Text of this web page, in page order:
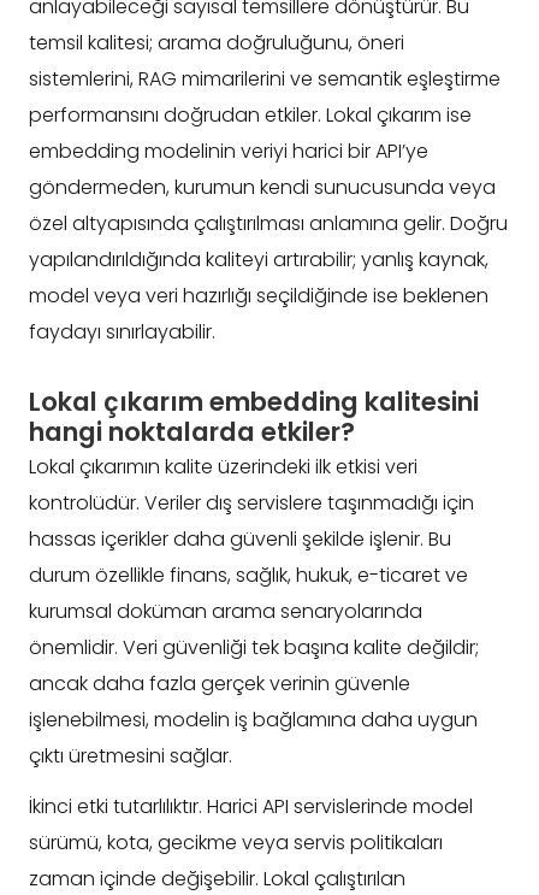
anlayabileceği sayısal temsillere dönüştürür. Bu
temsil kalitesi; arama doğruluğunu, öneri
sistemlerini, RAG mimarilerini ve semantik eşleştirme
performansını doğrudan etkiler. Lokal çıkarım ise
embedding modelinin veriyi harici bir API’ye
göndermeden, kurumun kendi sunucusunda veya
özel altyapısında çalıştırılması anlamına gelir. Doğru
yapılandırıldığında kaliteyi artırabilir; yanlış kaynak,
model veya veri hazırlığı seçildiğinde ise beklenen
faydayı sınırlayabilir.
Lokal çıkarım embedding kalitesini
hangi noktalarda etkiler?
Lokal çıkarımın kalite üzerindeki ilk etkisi veri
kontrolüdür. Veriler dış servislere taşınmadığı için
hassas içerikler daha güvenli şekilde işlenir. Bu
durum özellikle finans, sağlık, hukuk, e-ticaret ve
kurumsal doküman arama senaryolarında
önemlidir. Veri güvenliği tek başına kalite değildir;
ancak daha fazla gerçek verinin güvenle
işlenebilmesi, modelin iş bağlamına daha uygun
çıktı üretmesini sağlar.
İkinci etki tutarlılıktır. Harici API servislerinde model
sürümü, kota, gecikme veya servis politikaları
zaman içinde değişebilir. Lokal çalıştırılan